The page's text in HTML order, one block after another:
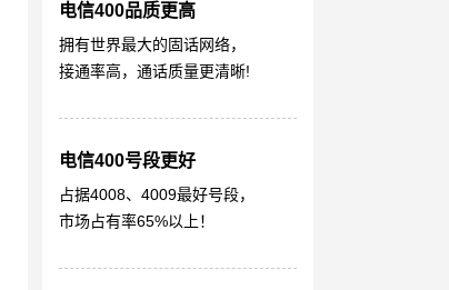
电信400品质更高
拥有世界最大的固话网络，
接通率高，通话质量更清晰!
电信400号段更好
占据4008、4009最好号段，
市场占有率65%以上！